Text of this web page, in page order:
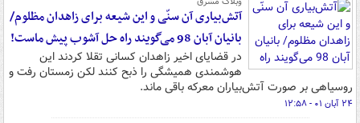
آتش‌بیاری آن سنّی و این شیعه برای زاهدان مظلوم/
بانیان آبان 98 می‌گویند راه حل آشوب پیش ماست!
در قضایای اخیر زاهدان کسانی تقلا کردند این
هوشمندی همیشگی را ذبح کنند لکن زمستان رفت و
روسیاهی بر صورت آتش‌بیاران معرکه باقی ماند.
۲۴ آبان ۰۱ - ۱۲:۵۸